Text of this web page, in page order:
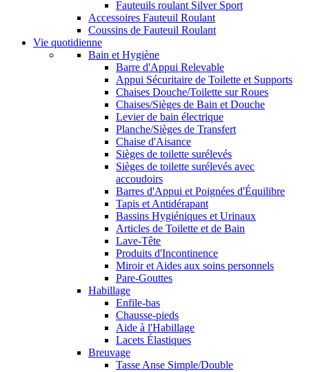
Fauteuils roulant Silver Sport
Accessoires Fauteuil Roulant
Coussins de Fauteuil Roulant
Vie quotidienne
Bain et Hygiène
Barre d'Appui Relevable
Appui Sécuritaire de Toilette et Supports
Chaises Douche/Toilette sur Roues
Chaises/Sièges de Bain et Douche
Levier de bain électrique
Planche/Sièges de Transfert
Chaise d'Aisance
Sièges de toilette surélevés
Sièges de toilette surélevés avec
accoudoirs
Barres d'Appui et Poignées d'Équilibre
Tapis et Antidérapant
Bassins Hygiéniques et Urinaux
Articles de Toilette et de Bain
Lave-Tête
Produits d'Incontinence
Miroir et Aides aux soins personnels
Pare-Gouttes
Habillage
Enfile-bas
Chausse-pieds
Aide à l'Habillage
Lacets Élastiques
Breuvage
Tasse Anse Simple/Double